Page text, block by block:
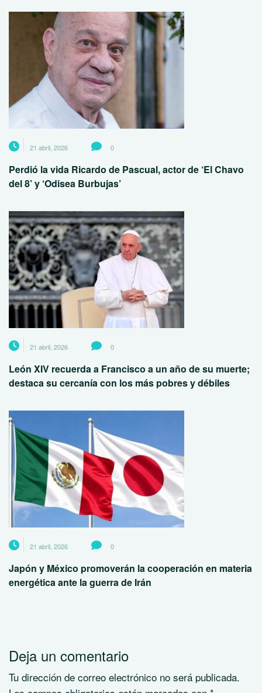
21 abril, 2026 0
Perdió la vida Ricardo de Pascual, actor de ‘El Chavo
del 8’ y ‘Odisea Burbujas’
21 abril, 2026 0
León XIV recuerda a Francisco a un año de su muerte;
destaca su cercanía con los más pobres y débiles
21 abril, 2026 0
Japón y México promoverán la cooperación en materia
energética ante la guerra de Irán
Deja un comentario
Tu dirección de correo electrónico no será publicada.